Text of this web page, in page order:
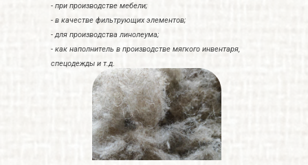
- при производстве мебели;
- в качестве фильтрующих элементов;
- для производства линолеума;
- как наполнитель в производстве мягкого инвентаря,
спецодежды и т.д.